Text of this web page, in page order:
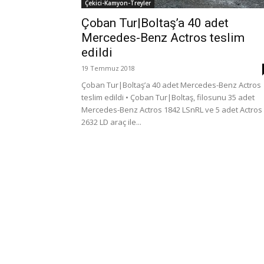
Çekici-Kamyon-Treyler
Çoban Tur|Boltaş’a 40 adet
Mercedes-Benz Actros teslim
edildi
19 Temmuz 2018
Çoban Tur|Boltaş’a 40 adet Mercedes-Benz Actros
teslim edildi • Çoban Tur|Boltaş, filosunu 35 adet
Mercedes-Benz Actros 1842 LSnRL ve 5 adet Actros
2632 LD araç ile...